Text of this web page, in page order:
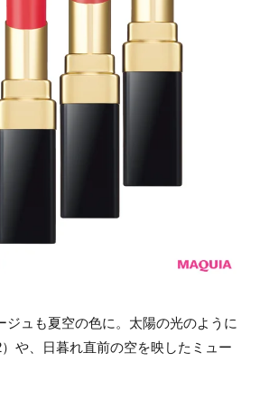
ジュも夏空の色に。太陽の光のように
や、日暮れ直前の空を映したミュー